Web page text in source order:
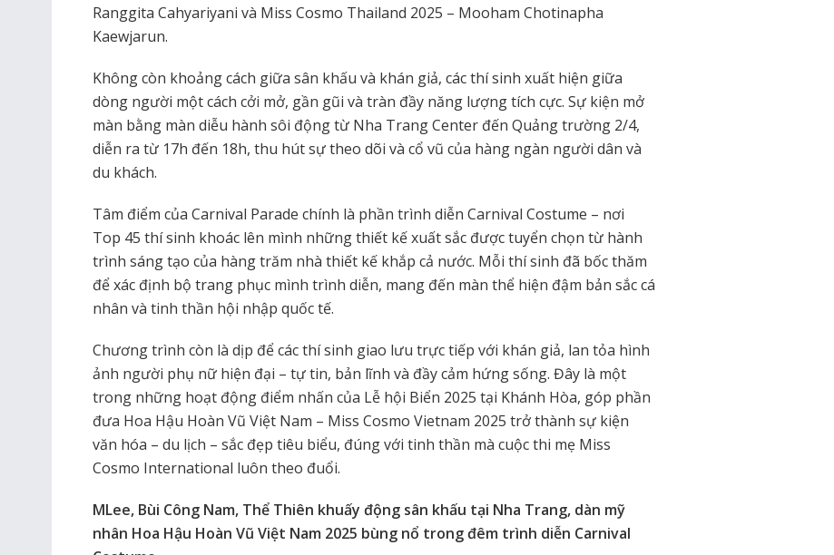
Ranggita Cahyariyani và Miss Cosmo Thailand 2025 – Mooham Chotinapha
Kaewjarun.
Không còn khoảng cách giữa sân khấu và khán giả, các thí sinh xuất hiện giữa
dòng người một cách cởi mở, gần gũi và tràn đầy năng lượng tích cực. Sự kiện mở
màn bằng màn diễu hành sôi động từ Nha Trang Center đến Quảng trường 2/4,
diễn ra từ 17h đến 18h, thu hút sự theo dõi và cổ vũ của hàng ngàn người dân và
du khách.
Tâm điểm của Carnival Parade chính là phần trình diễn Carnival Costume – nơi
Top 45 thí sinh khoác lên mình những thiết kế xuất sắc được tuyển chọn từ hành
trình sáng tạo của hàng trăm nhà thiết kế khắp cả nước. Mỗi thí sinh đã bốc thăm
để xác định bộ trang phục mình trình diễn, mang đến màn thể hiện đậm bản sắc cá
nhân và tinh thần hội nhập quốc tế.
Chương trình còn là dịp để các thí sinh giao lưu trực tiếp với khán giả, lan tỏa hình
ảnh người phụ nữ hiện đại – tự tin, bản lĩnh và đầy cảm hứng sống. Đây là một
trong những hoạt động điểm nhấn của Lễ hội Biển 2025 tại Khánh Hòa, góp phần
đưa Hoa Hậu Hoàn Vũ Việt Nam – Miss Cosmo Vietnam 2025 trở thành sự kiện
văn hóa – du lịch – sắc đẹp tiêu biểu, đúng với tinh thần mà cuộc thi mẹ Miss
Cosmo International luôn theo đuổi.
MLee, Bùi Công Nam, Thể Thiên khuấy động sân khấu tại Nha Trang, dàn mỹ
nhân Hoa Hậu Hoàn Vũ Việt Nam 2025 bùng nổ trong đêm trình diễn Carnival